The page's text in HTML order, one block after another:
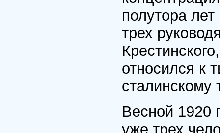
полутора
трех
относился к
сталинскому
Весной 1920
уже трех